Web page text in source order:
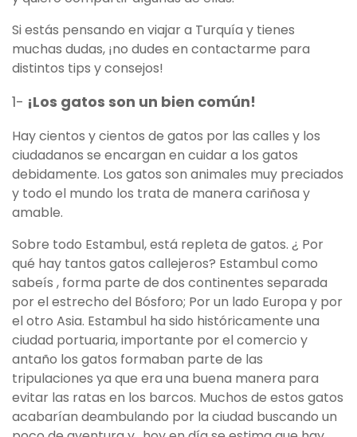
Si estás pensando en viajar a Turquía y tienes
muchas dudas, ¡no dudes en contactarme para
distintos tips y consejos!
1- ¡Los gatos son un bien común!
Hay cientos y cientos de gatos por las calles y los
ciudadanos se encargan en cuidar a los gatos
debidamente. Los gatos son animales muy preciados
y todo el mundo los trata de manera cariñosa y
amable.
Sobre todo Estambul, está repleta de gatos. ¿ Por
qué hay tantos gatos callejeros? Estambul como
sabeís , forma parte de dos continentes separada
por el estrecho del Bósforo; Por un lado Europa y por
el otro Asia. Estambul ha sido históricamente una
ciudad portuaria, importante por el comercio y
antaño los gatos formaban parte de las
tripulaciones ya que era una buena manera para
evitar las ratas en los barcos. Muchos de estos gatos
acabarían deambulando por la ciudad buscando un